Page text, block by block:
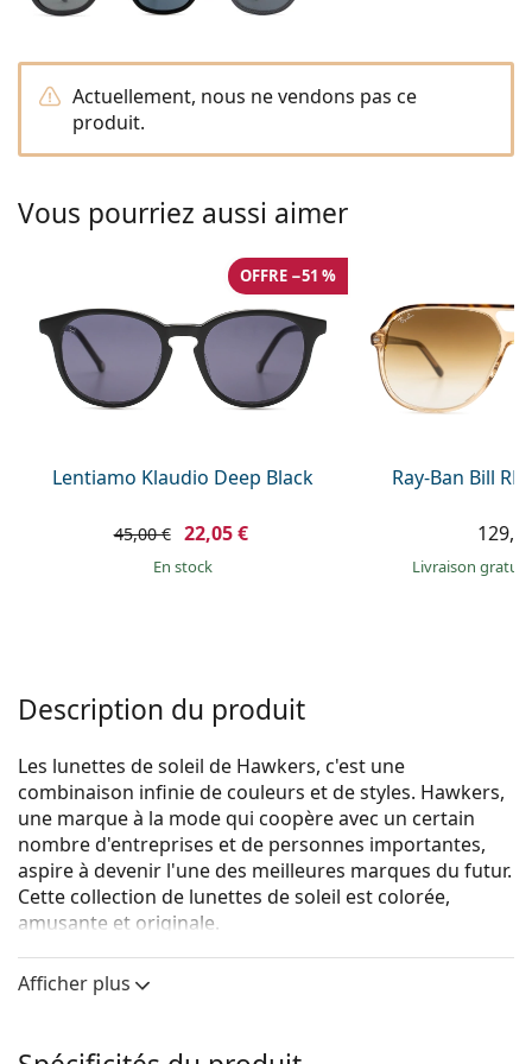
Toutes les marques
Prada
Toutes les marques
Actuellement, nous ne vendons pas ce
produit.
Vous pourriez aussi aimer
Lentiamo Klaudio Deep Black
OFFRE −51 %
45,00 € 22,05 €
en stock
Ray-Ban Bill
Livraison
Description du produit
Les lunettes de soleil de Hawkers, c'est une
combinaison infinie de couleurs et de styles. Hawkers,
une marque à la mode qui coopère avec un certain
nombre d'entreprises et de personnes importantes,
aspire à devenir l'une des meilleures marques du futur.
Cette collection de lunettes de soleil est colorée,
amusante et originale.
Hawkers One Raw Polarized Black Darksont des
lunettes de soleil unisexes.
soleil grâce à la fonction d'essayage virtuel de
Afficher plus